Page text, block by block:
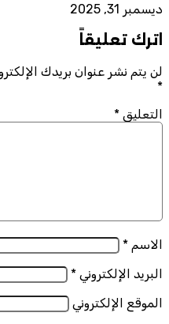
ديسمبر 31, 2025
اترك تعليقاً
لن يتم نشر عنوان بريدك
*
التعليق *
الاسم *
البريد الإلكتروني *
الموقع الإلكتروني